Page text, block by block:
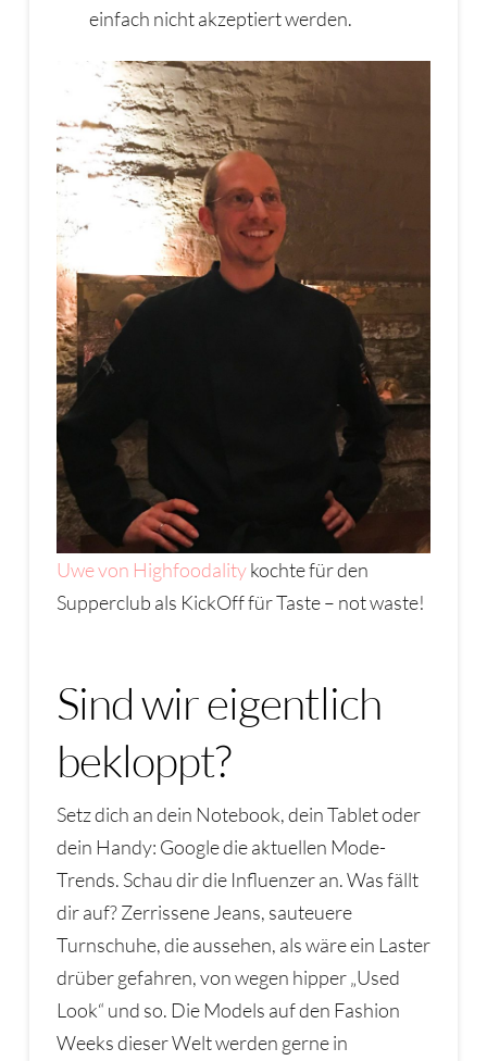
einfach nicht akzeptiert werden.
Uwe von Highfoodalitykochte für den
Supperclub als KickOff für Taste – not waste!
Sind wir eigentlich
bekloppt?
Setz dich an dein Notebook, dein Tablet oder
dein Handy: Google die aktuellen Mode-
Trends. Schau dir die Influenzer an. Was fällt
dir auf? Zerrissene Jeans, sauteuere
Turnschuhe, die aussehen, als wäre ein Laster
drüber gefahren, von wegen hipper „Used
Look“ und so. Die Models auf den Fashion
Weeks dieser Welt werden gerne in